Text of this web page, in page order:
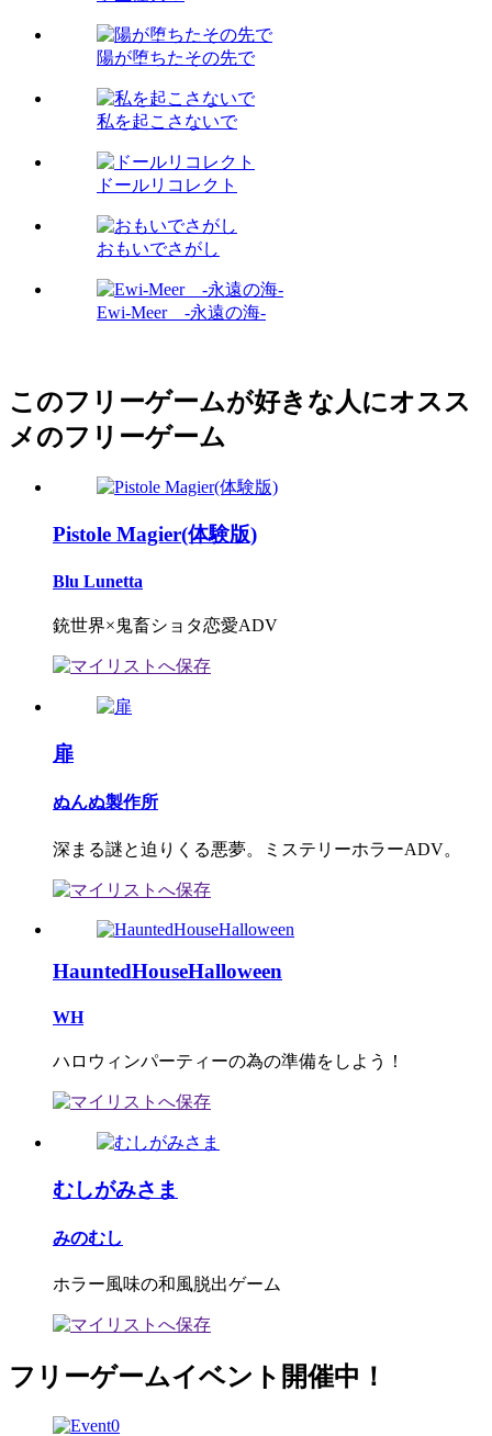
陽が堕ちたその先で
私を起こさないで
ドールリコレクト
おもいでさがし
Ewi-Meer -永遠の海-
このフリーゲームが好きな人にオスス
メのフリーゲーム
Pistole Magier(体験版)
Blu Lunetta
銃世界×鬼畜ショタ恋愛ADV
扉
ぬんぬ製作所
深まる謎と迫りくる悪夢。ミステリーホラーADV。
HauntedHouseHalloween
WH
ハロウィンパーティーの為の準備をしよう！
むしがみさま
みのむし
ホラー風味の和風脱出ゲーム
フリーゲームイベント開催中！